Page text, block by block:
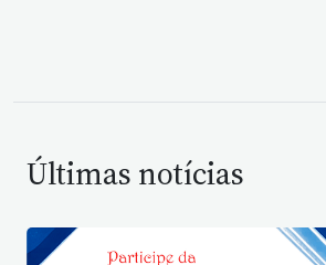
Últimas notícias